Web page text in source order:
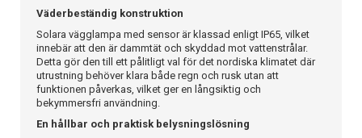
Väderbeständig konstruktion
Solara vägglampa med sensor är klassad enligt IP65, vilket
innebär att den är dammtät och skyddad mot vattenstrålar.
Detta gör den till ett pålitligt val för det nordiska klimatet där
utrustning behöver klara både regn och rusk utan att
funktionen påverkas, vilket ger en långsiktig och
bekymmersfri användning.
En hållbar och praktisk belysningslösning